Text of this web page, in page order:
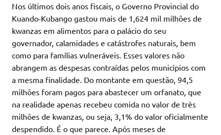
Nos últimos dois anos fiscais, o Governo Provincial do
Kuando-Kubango gastou mais de 1,624 mil milhões de
kwanzas em alimentos para o palácio do seu
governador, calamidades e catástrofes naturais, bem
como para famílias vulneráveis. Esses valores não
abrangem as despesas contraídas pelos municípios com
a mesma finalidade. Do montante em questão, 94,5
milhões foram pagos para abastecer um orfanato, que
na realidade apenas recebeu comida no valor de três
milhões de kwanzas, ou seja, 3,1% do valor oficialmente
despendido. É o que parece. Após meses de